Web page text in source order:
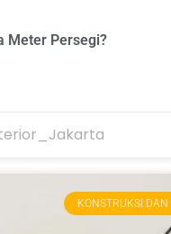
Meter Persegi?
KONSTRUKSI DAN